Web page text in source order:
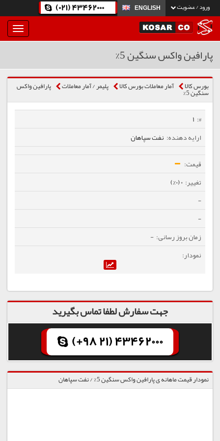
ورود / عضویت ENGLISH
(021) 43462000
بار
و
پارافین واکس سنگین 5%
بورس کالا آمار معاملات بورس کالا پلیمر / آمار معاملات پارافین واکس
سنگین 5%
1
نفت سپاهان
0 (0%)
-
-
-
جهت سفارش لطفا تماس بگیرید
(+98 21) 43462000
نمودار قیمت ماهانه ی پارافین واکس سنگین 5% / نفت سپاهان